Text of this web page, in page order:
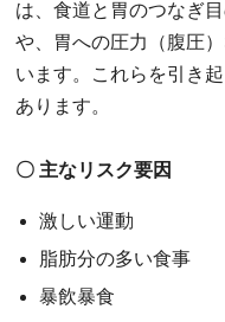
は、食道と胃のつなぎ
や、胃への圧力（腹圧
います。これらを引き
あります。
〇 主なリスク要因
激しい運動
脂肪分の多い食事
暴飲暴食